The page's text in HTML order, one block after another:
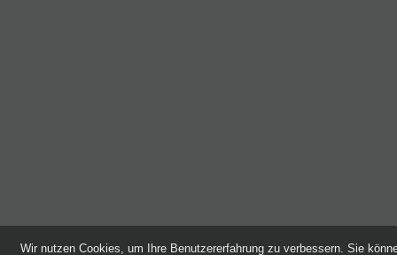
Wir nutzen Cookies, um Ihre Benutzererfahrung zu verbessern. Sie